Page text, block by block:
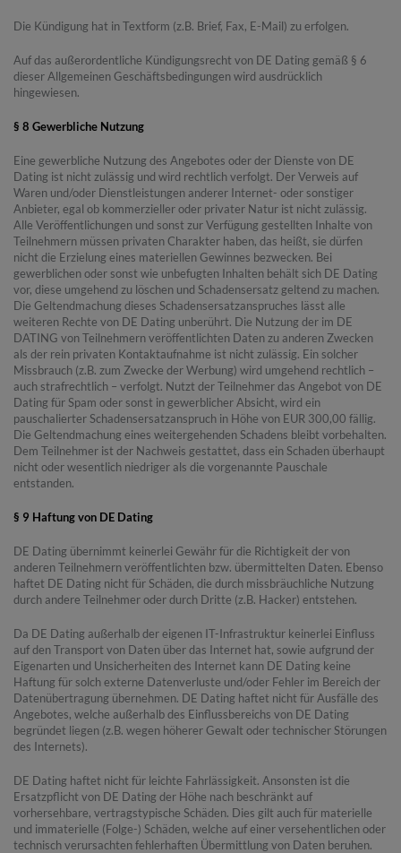
Die Kündigung hat in Textform (z.B. Brief, Fax, E-Mail) zu erfolgen.
Auf das außerordentliche Kündigungsrecht von DE Dating gemäß § 6
dieser Allgemeinen Geschäftsbedingungen wird ausdrücklich
hingewiesen.
§ 8 Gewerbliche Nutzung
Eine gewerbliche Nutzung des Angebotes oder der Dienste von DE
Dating ist nicht zulässig und wird rechtlich verfolgt. Der Verweis auf
Waren und/oder Dienstleistungen anderer Internet- oder sonstiger
Anbieter, egal ob kommerzieller oder privater Natur ist nicht zulässig.
Alle Veröffentlichungen und sonst zur Verfügung gestellten Inhalte von
Teilnehmern müssen privaten Charakter haben, das heißt, sie dürfen
nicht die Erzielung eines materiellen Gewinnes bezwecken. Bei
gewerblichen oder sonst wie unbefugten Inhalten behält sich DE Dating
vor, diese umgehend zu löschen und Schadensersatz geltend zu machen.
Die Geltendmachung dieses Schadensersatzanspruches lässt alle
weiteren Rechte von DE Dating unberührt. Die Nutzung der im DE
DATING von Teilnehmern veröffentlichten Daten zu anderen Zwecken
als der rein privaten Kontaktaufnahme ist nicht zulässig. Ein solcher
Missbrauch (z.B. zum Zwecke der Werbung) wird umgehend rechtlich –
auch strafrechtlich – verfolgt. Nutzt der Teilnehmer das Angebot von DE
Dating für Spam oder sonst in gewerblicher Absicht, wird ein
pauschalierter Schadensersatzanspruch in Höhe von EUR 300,00 fällig.
Die Geltendmachung eines weitergehenden Schadens bleibt vorbehalten.
Dem Teilnehmer ist der Nachweis gestattet, dass ein Schaden überhaupt
nicht oder wesentlich niedriger als die vorgenannte Pauschale
entstanden.
§ 9 Haftung von DE Dating
DE Dating übernimmt keinerlei Gewähr für die Richtigkeit der von
anderen Teilnehmern veröffentlichten bzw. übermittelten Daten. Ebenso
haftet DE Dating nicht für Schäden, die durch missbräuchliche Nutzung
durch andere Teilnehmer oder durch Dritte (z.B. Hacker) entstehen.
Da DE Dating außerhalb der eigenen IT-Infrastruktur keinerlei Einfluss
auf den Transport von Daten über das Internet hat, sowie aufgrund der
Eigenarten und Unsicherheiten des Internet kann DE Dating keine
Haftung für solch externe Datenverluste und/oder Fehler im Bereich der
Datenübertragung übernehmen. DE Dating haftet nicht für Ausfälle des
Angebotes, welche außerhalb des Einflussbereichs von DE Dating
begründet liegen (z.B. wegen höherer Gewalt oder technischer Störungen
des Internets).
DE Dating haftet nicht für leichte Fahrlässigkeit. Ansonsten ist die
Ersatzpflicht von DE Dating der Höhe nach beschränkt auf
vorhersehbare, vertragstypische Schäden. Dies gilt auch für materielle
und immaterielle (Folge-) Schäden, welche auf einer versehentlichen oder
technisch verursachten fehlerhaften Übermittlung von Daten beruhen.